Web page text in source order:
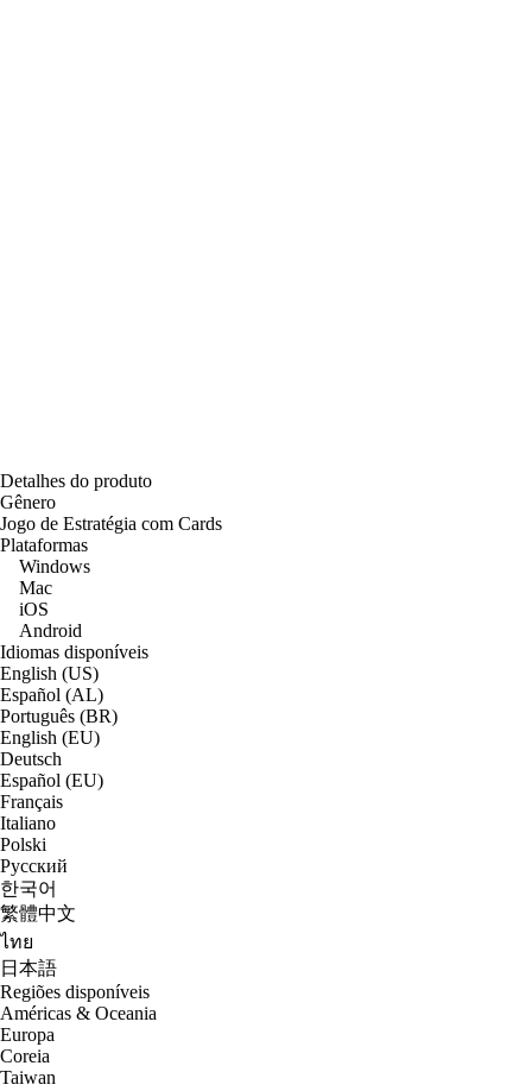
Detalhes do produto
Gênero
Jogo de Estratégia com Cards
Plataformas
Windows
Mac
iOS
Android
Idiomas disponíveis
English (US)
Español (AL)
Português (BR)
English (EU)
Deutsch
Español (EU)
Français
Italiano
Polski
Русский
한국어
繁體中文
ไทย
日本語
Regiões disponíveis
Américas & Oceania
Europa
Coreia
Taiwan